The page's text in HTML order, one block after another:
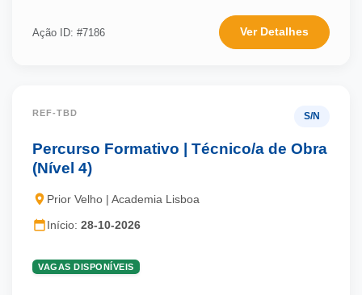
Ação ID: #7186 Ver Detalhes
REF-TBD S/N
Percurso Formativo | Técnico/a de Obra
(Nível 4)
Prior Velho | Academia Lisboa
Início: 28-10-2026
VAGAS DISPONÍVEIS